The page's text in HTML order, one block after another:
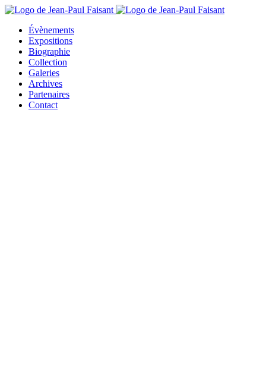
Évènements
Expositions
Biographie
Collection
Galeries
Archives
Partenaires
Contact